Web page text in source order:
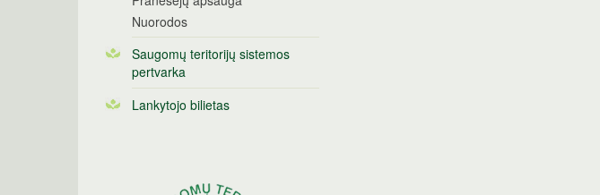
Nuorodos
Saugomų teritorijų sistemos
pertvarka
Lankytojo bilietas